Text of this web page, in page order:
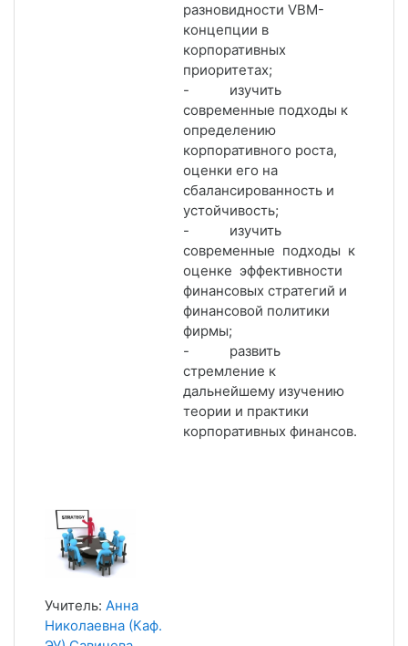
разновидности VBM-
концепции в
корпоративных
приоритетах;
- изучить
современные подходы к
определению
корпоративного роста,
оценки его на
сбалансированность и
устойчивость;
- изучить
современные подходы к
оценке эффективности
финансовых стратегий и
финансовой политики
фирмы;
- развить
стремление к
дальнейшему изучению
теории и практики
корпоративных финансов.
Учитель: Анна
Николаевна (Каф.